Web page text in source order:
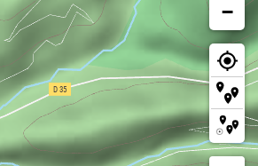
−